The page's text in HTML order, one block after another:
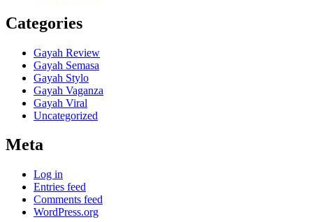
Categories
Gayah Review
Gayah Semasa
Gayah Stylo
Gayah Vaganza
Gayah Viral
Uncategorized
Meta
Log in
Entries feed
Comments feed
WordPress.org